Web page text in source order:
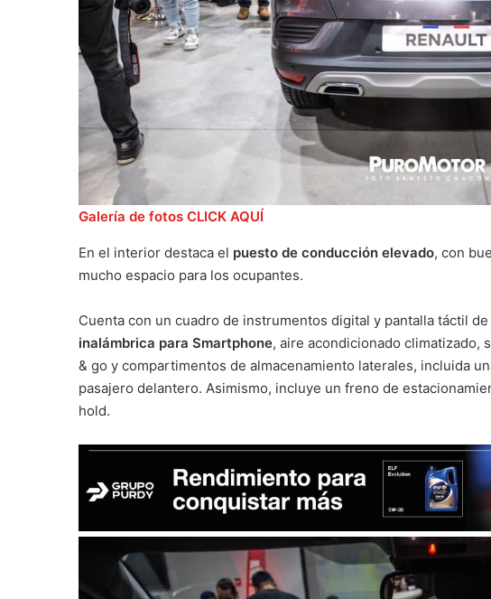
Galería de fotos CLICK AQUÍ
En el interior destaca el puesto de conducción elevado, con
mucho espacio para los ocupantes.
Cuenta con un cuadro de instrumentos digital y pantalla táctil
inalámbrica para Smartphone, aire acondicionado climatizado,
& go y compartimentos de almacenamiento laterales, incluida
pasajero delantero. Asimismo, incluye un freno de
hold.